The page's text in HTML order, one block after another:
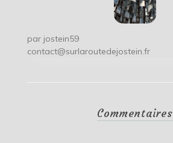
par jostein59
contact@surlaroutedejostein.fr
Commentaires